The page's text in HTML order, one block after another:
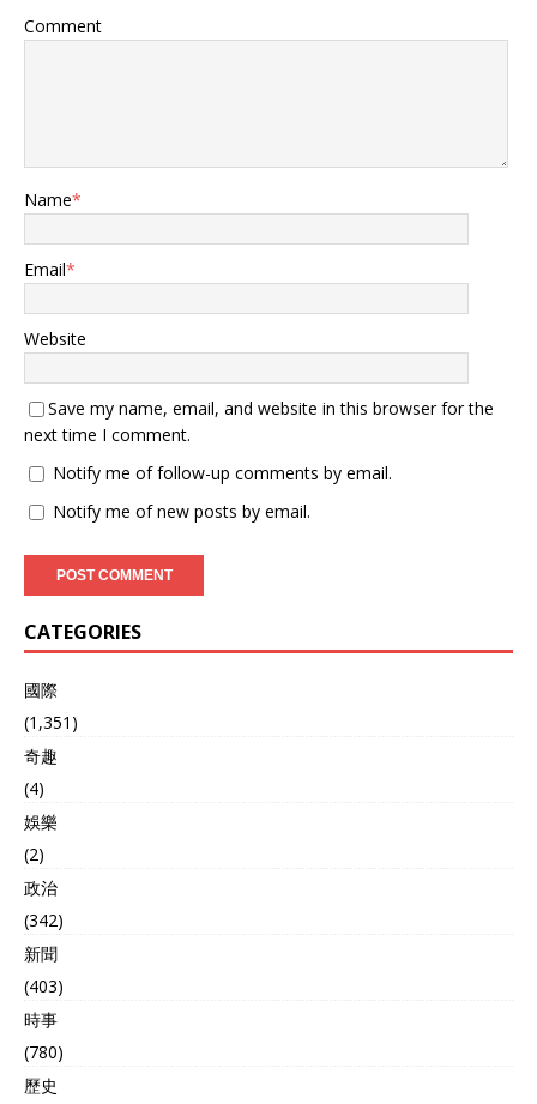
Comment
Name*
Email*
Website
Save my name, email, and website in this browser for the
next time I comment.
Notify me of follow-up comments by email.
Notify me of new posts by email.
CATEGORIES
國際
(1,351)
奇趣
(4)
娛樂
(2)
政治
(342)
新聞
(403)
時事
(780)
歷史